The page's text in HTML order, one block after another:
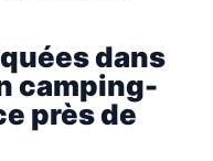
dans
camping-
près de